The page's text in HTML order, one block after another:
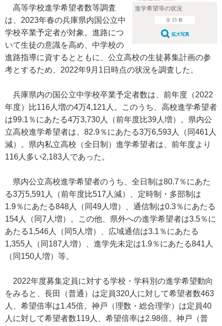
進学希望等の状況
全 15 枚
拡大写真
高等学校進学希望者数等調査
は、2023年春の兵庫県内国公立中
学校卒業予定者が対象。進路につ
いて生徒の意識を高め、中学校の
進路指導に資するとともに、公立高校の生徒募集計画の参
考とするため、2022年9月1日時点の状況を調査した。
兵庫県内の国公立中学校卒業予定者数は、前年度（2022
年度）比116人増の4万4,121人。このうち、高校進学希望者
は99.1％にあたる4万3,730人（前年度比39人増）。県内公
立高校進学希望者は、82.9％にあたる3万6,593人（同461人
減）。県内私立高校（全日制）進学希望者は、前年度より
116人多い2,183人であった。
県内公立高校進学希望者のうち、全日制は80.7％にあた
る3万5,591人（前年度比517人減）、定時制・多部制は
1.9％にあたる848人（同49人増）、通信制は0.3％にあたる
154人（同7人増）。この他、県外への進学希望者は3.5％に
あたる1,546人（同5人増）、広域通信は3.1％にあたる
1,355人（同187人増）、進学先未定は1.9％にあたる841人
（同150人増）等。
2022年度募集定員に対する学校・学科別の進学希望動向
をみると、長田（普通）は定員320人に対して希望者数463
人、希望倍率は1.45倍。神戸（理数・総合理学）は定員40
人に対して希望者数119人、希望倍率は2.98倍。神戸（普